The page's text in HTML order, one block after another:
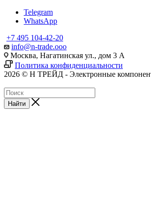
Telegram
WhatsApp
+7 495 104-42-20
info@n-trade.ooo
Москва, Нагатинская ул., дом 3 А
Политика конфиденциальности
2026 © Н ТРЕЙД - Электронные
Найти